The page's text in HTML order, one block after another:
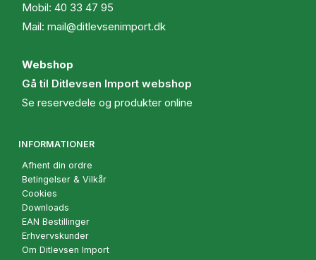
Mobil: 40 33 47 95
Mail: mail@ditlevsenimport.dk
Webshop
Gå til Ditlevsen Import webshop
Se reservedele og produkter online
INFORMATIONER
Afhent din ordre
Betingelser & Vilkår
Cookies
Downloads
EAN Bestillinger
Erhvervskunder
Om Ditlevsen Import